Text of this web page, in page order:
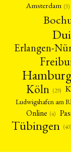
Amsterdam (3)
Erlangen-
Hamburg
Köln (29)
Ludwigshafen am
Online (4)
Tübingen (40)